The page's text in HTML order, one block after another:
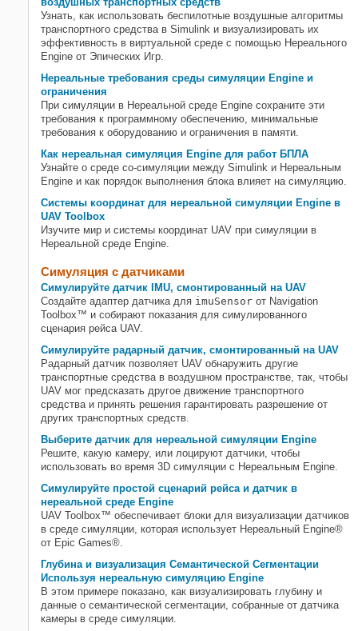
Узнать, как использовать беспилотные воздушные алгоритмы
транспортного средства в Simulink и визуализировать их
эффективность в виртуальной среде с помощью Нереального
Engine от Эпических Игр.
Нереальные требования среды симуляции Engine и
ограничения
При симуляции в Нереальной среде Engine сохраните эти
требования к программному обеспечению, минимальные
требования к оборудованию и ограничения в памяти.
Как нереальная симуляция Engine для работ БПЛА
Узнайте о среде co-симуляции между Simulink и Нереальным
Engine и как порядок выполнения блока влияет на симуляцию.
Системы координат для нереальной симуляции Engine в
UAV Toolbox
Изучите мир и системы координат UAV при симуляции в
Нереальной среде Engine.
Симуляция с датчиками
Симулируйте датчик IMU, смонтированный на UAV
Создайте адаптер датчика для imuSensor от Navigation
Toolbox™ и собирают показания для симулированного
сценария рейса UAV.
Симулируйте радарный датчик, смонтированный на UAV
Радарный датчик позволяет UAV обнаружить другие
транспортные средства в воздушном пространстве, так, чтобы
UAV мог предсказать другое движение транспортного
средства и принять решения гарантировать разрешение от
других транспортных средств.
Выберите датчик для нереальной симуляции Engine
Решите, какую камеру, или лоцируют датчики, чтобы
использовать во время 3D симуляции с Нереальным Engine.
Симулируйте простой сценарий рейса и датчик в
нереальной среде Engine
UAV Toolbox™ обеспечивает блоки для визуализации датчиков
в среде симуляции, которая использует Нереальный Engine®
от Epic Games®.
Глубина и визуализация Семантической Сегментации
Используя нереальную симуляцию Engine
В этом примере показано, как визуализировать глубину и
данные о семантической сегментации, собранные от датчика
камеры в среде симуляции.